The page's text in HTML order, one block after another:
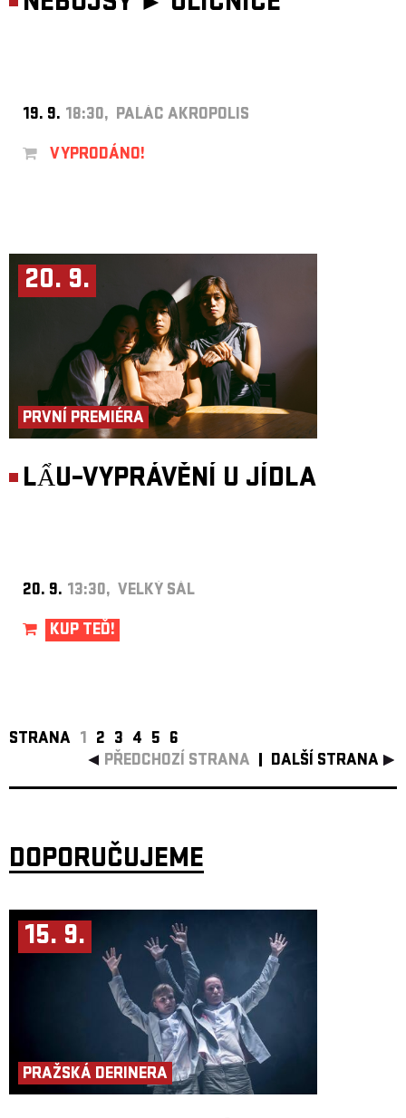
19. 9. 18:30, PALÁC AKROPOLIS
VYPRODÁNO!
20. 9.
PRVNÍ PREMIÉRA
LẨU–VYPRÁVĚNÍ U JÍDLA
20. 9. 13:30, VELKÝ SÁL
KUP TEĎ!
STRANA 1 2 3 4 5 6
PŘEDCHOZÍ STRANA
DALŠÍ STRANA
DOPORUČUJEME
15. 9.
PRAŽSKÁ DERINERA